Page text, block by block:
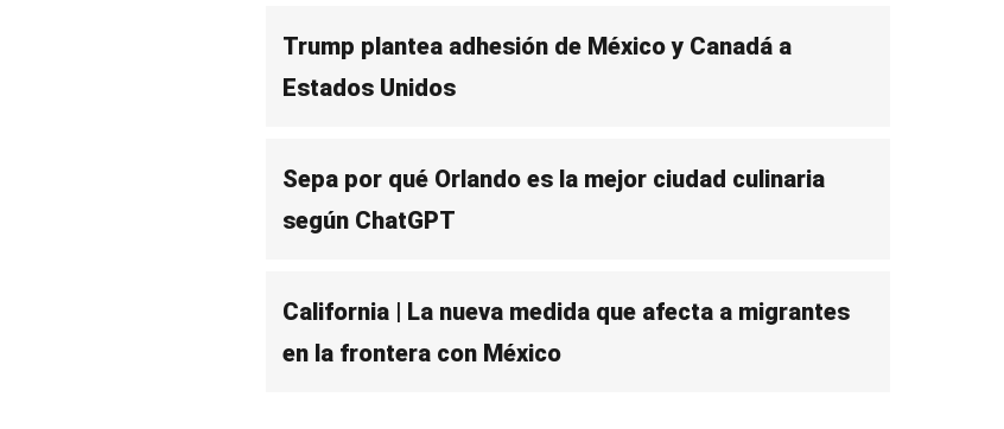
Trump plantea adhesión de México y Canadá a
Estados Unidos
Sepa por qué Orlando es la mejor ciudad culinaria
según ChatGPT
California | La nueva medida que afecta a migrantes
en la frontera con México